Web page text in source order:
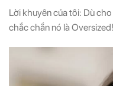
Lời khuyên của tôi: Dù
chắc chắn nó là Oversized!